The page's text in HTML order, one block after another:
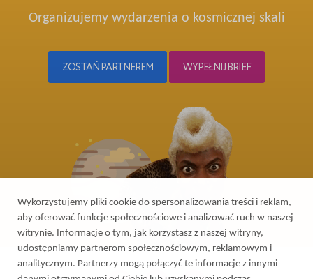
Organizujemy wydarzenia o kosmicznej skali
ZOSTAŃ PARTNEREM WYPEŁNIJ BRIEF
Wykorzystujemy pliki cookie do spersonalizowania treści i reklam,
aby oferować funkcje społecznościowe i analizować ruch w naszej
witrynie. Informacje o tym, jak korzystasz z naszej witryny,
udostępniamy partnerom społecznościowym, reklamowym i
analitycznym. Partnerzy mogą połączyć te informacje z innymi